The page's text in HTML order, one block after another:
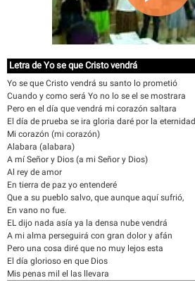
Letra de Yo se que Cristo vendrá
Yo se que Cristo vendrá su santo lo prometió
Cuando y como será Yo no lo se el se mostrara
Pero en el día que vendrá mi corazón saltara
El día de prueba se ira gloria daré por la eternidad
Mi corazón (mi corazón)
Alabara (alabara)
A mí Señor y Dios (a mi Señor y Dios)
Al rey de amor
En tierra de paz yo entenderé
Que a su pueblo salvo, que aunque aquí sufrió,
En vano no fue.
EL dijo nada asía ya la densa nube vendrá
A mi alma perseguirá con gran dolor y afán
Pero una cosa diré que no muy lejos esta
El día glorioso en que Dios
Mis penas mil el las llevara